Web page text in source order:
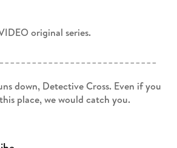
original series.
down, Detective Cross. Even if you
place, we would catch you.